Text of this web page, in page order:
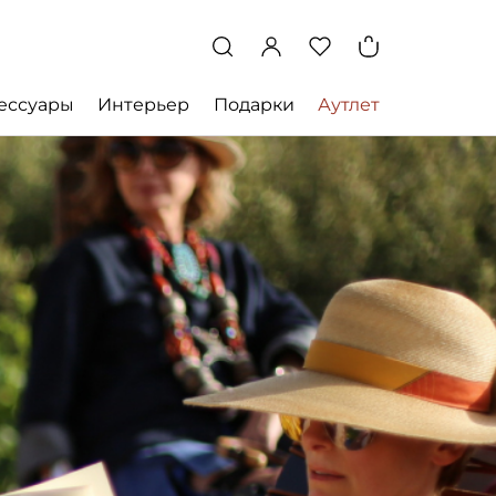
Интерьер Подарки Аутлет